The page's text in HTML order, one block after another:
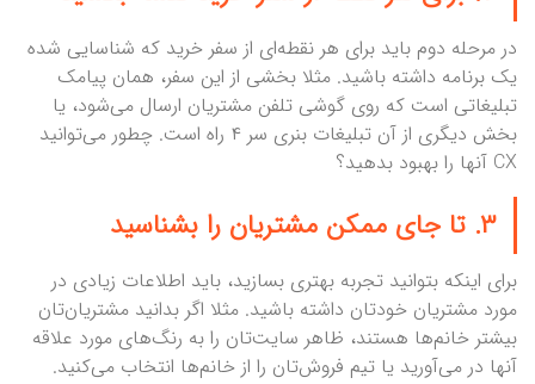
در مرحله دوم باید برای هر نقطه‌ای از سفر خرید که شناسایی شده
یک برنامه داشته باشید. مثلا بخشی از این سفر، همان پیامک
تبلیغاتی است که روی گوشی تلفن مشتریان ارسال می‌شود، یا
بخش دیگری از آن تبلیغات بنری سر ۴ راه است. چطور می‌توانید
CX آنها را بهبود بدهید؟
۳. تا جای ممکن مشتریان را بشناسید
برای اینکه بتوانید تجربه بهتری بسازید، باید اطلاعات زیادی در
مورد مشتریان خودتان داشته باشید. مثلا اگر بدانید مشتریان‌تان
بیشتر خانم‌ها هستند، ظاهر سایت‌تان را به رنگ‌های مورد علاقه
آنها در می‌آورید یا تیم فروش‌تان را از خانم‌ها انتخاب می‌کنید.